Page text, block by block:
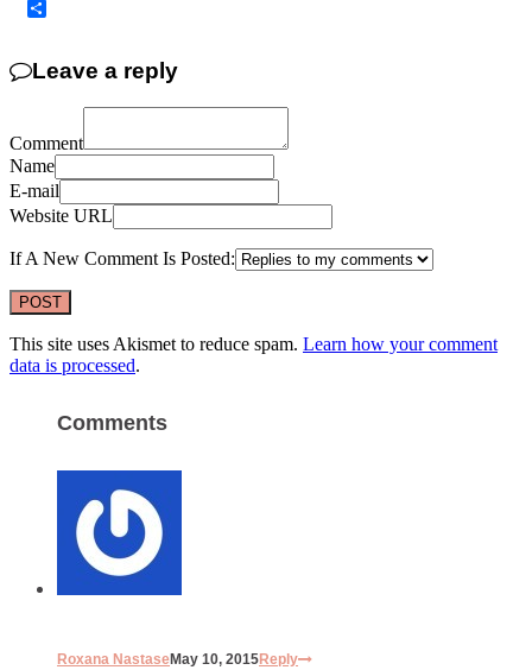
Copy
Leave a reply
Comment
Name
E-mail
Website URL
If A New Comment Is Posted:
This site uses Akismet to reduce spam. Learn how your comment
data is processed.
Comments
Roxana NastaseMay 10, 2015Reply